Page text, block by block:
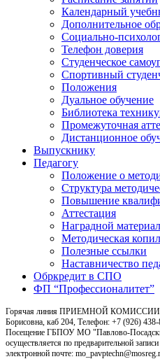
Календарный
Дополнительное
Социально-
Телефон доверия
Студенческое
Спортивный
Положения
Дуальное обучение
Библиотека
Промежуточная
Дистанционное
Выпускнику
Педагогу
Положение о
Структура
Повышение
Аттестация
Наградной материал
Методическая
Полезные ссылки
Наставничество
Обркредит в СПО
ФП “Профессионалитет”
Горячая линия ПРИЕМНОЙ КОМИССИИ -
Борисовна, каб 204, Телефон: +7 (926)
Посещение ГБПОУ МО "Павлово-
осуществляется по предварительной
электронной почте: